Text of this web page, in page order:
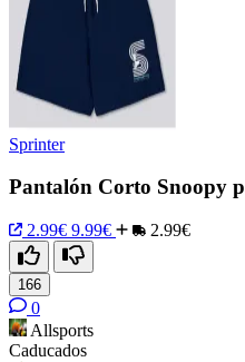
Sprinter
Pantalón Corto Snoopy
2.99€ 9.99€ 2.99€
166
0
Allsports
Caducados